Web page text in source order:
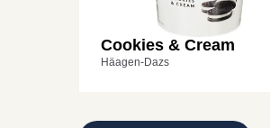
Cookies & Cream
Häagen-Dazs